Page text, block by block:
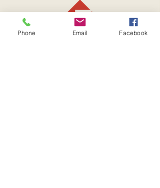
Phone Email Facebook